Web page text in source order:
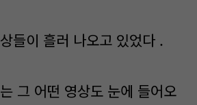
들이 흘러 나오고 있었다 .
그 어떤 영상도 눈에 들어오